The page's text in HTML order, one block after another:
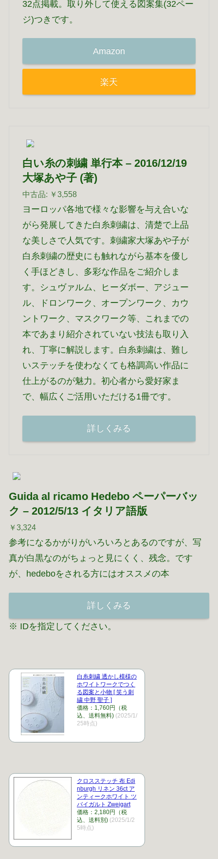
32点掲載。取り外して使える図案集(32ペー
ジ)つきです。
Amazon
楽天
白い糸の刺繍 単行本 – 2016/12/19
大塚あや子 (著)
中古品: ￥3,558
ヨーロッパ各地で様々な影響を与え合いな
がら発展してきた白糸刺繍は、清楚で上品
な美しさで人気です。刺繍家大塚あや子が
白糸刺繍の歴史にも触れながら基本を優し
く手ほどきし、多彩な作品をご紹介しま
す。シュヴァルム、ヒーダボー、アジュー
ル、ドロンワーク、オープンワーク、カウ
ントワーク、マスクワーク等、これまでの
本であまり紹介されていない技法も取り入
れ、丁寧に解説します。白糸刺繍は、難し
いステッチを使わなくても格調高い作品に
仕上がるのが魅力。初心者から愛好家ま
で、幅広くご活用いただける1冊です。
詳しくみる
Guida al ricamo Hedebo ペーパーバッ
ク – 2012/5/13 イタリア語版
￥3,324
参考になるかがりがいろいろとあるのですが、写
真が白黒なのがちょっと見にくく、残念。です
が、hedeboをされる方にはオススメの本
詳しくみる
※ IDを指定してください。
白糸刺繍 透かし模様の
ホワイトワークでつく
る図案と小物 [ 笑う刺
繍 中野 聖子 ]
価格：1,760円（税
込、送料無料) (2025/1/
25時点)
クロスステッチ 布 Edi
nburgh リネン 36ct ア
ンティークホワイト ツ
バイガルト Zweigart
価格：2,180円（税
込、送料別) (2025/1/2
5時点)